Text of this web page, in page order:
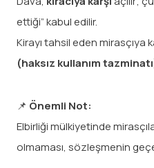
ettiği” kabul edilir.
Kirayı tahsil eden mirasçıya
(haksız kullanım
📌 Önemli Not:
Elbirliği mülkiyetinde
olmaması, sözleşmenin